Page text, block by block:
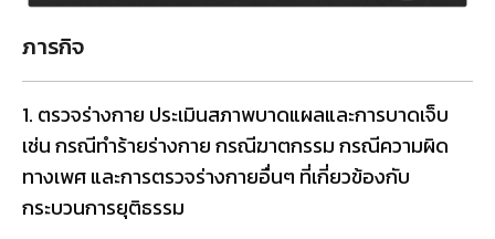
ภารกิจ
1. ตรวจร่างกาย ประเมินสภาพบาดแผลและการบาดเจ็บ
เช่น กรณีทำร้ายร่างกาย กรณีฆาตกรรม กรณีความผิด
ทางเพศ และการตรวจร่างกายอื่นๆ ที่เกี่ยวข้องกับ
กระบวนการยุติธรรม